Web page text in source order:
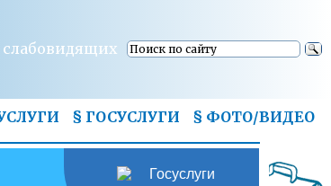
слабовидящих
§ ГОСУСЛУГИ § ФОТО/ВИДЕО